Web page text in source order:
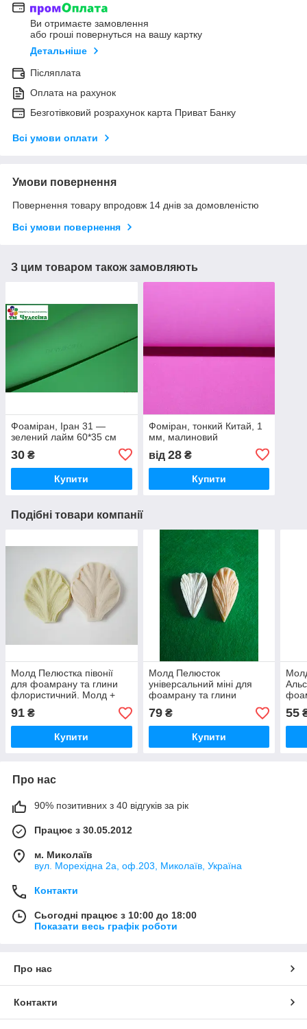
Ви отримаєте замовлення
або гроші повернуться на вашу картку
Детальніше
Післяплата
Оплата на рахунок
Безготівковий розрахунок карта Приват Банку
Всі умови оплати
Умови повернення
Повернення товару впродовж 14 днів за домовленістю
Всі умови повернення
З цим товаром також замовляють
Фоаміран, Іран 31 —
зелений лайм 60*35 см
30 ₴
Купити
Фоміран, тонкий Китай, 1
мм, малиновий
від 28₴
Купити
Подібні товари компанії
Молд Пелюстка півонії
для фоамрану та глини
флористичний. Молд +
вайнер
91 ₴
Купити
Молд Пелюсток
універсальний міні для
фоамрану та глини
флористичний. Молд +
вайнер
79₴
Купити
55
Про нас
90% позитивних з 40 відгуків за рік
Працює з 30.05.2012
м. Миколаїв
вул. Морехідна 2а, оф.203, Миколаїв, Україна
Контакти
Сьогодні працює з 10:00 до 18:00
Показати весь графік роботи
Про нас
Контакти